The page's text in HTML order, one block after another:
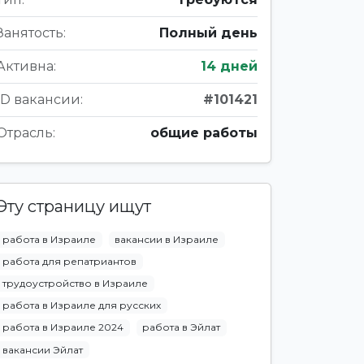
Полный день
14 дней
вакансии: #101421
общие работы
страницу ищут
работа в Израиле
вакансии в Израиле
работа для репатриантов
трудоустройство в Израиле
работа в Израиле для русских
работа в Израиле 2024
работа в Эйлат
вакансии Эйлат